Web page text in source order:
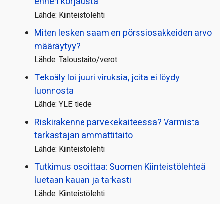
Lähde: Kiinteistölehti
Miten lesken saamien pörssi­osakkeiden arvo
määräytyy?
Lähde: Taloustaito/verot
Tekoäly loi juuri viruksia, joita ei löydy
luonnosta
Lähde: YLE tiede
Riskirakenne parvekekaiteessa? Varmista
tarkastajan ammattitaito
Lähde: Kiinteistölehti
Tutkimus osoittaa: Suomen Kiinteistölehteä
luetaan kauan ja tarkasti
Lähde: Kiinteistölehti